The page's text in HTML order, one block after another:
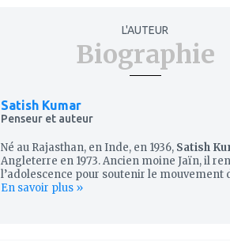
L'AUTEUR
Biographie
Satish Kumar
Penseur et auteur
Né au Rajasthan, en Inde, en 1936, Satish
Angleterre en 1973. Ancien moine Jaïn, il
l’adolescence pour soutenir le mouvement
En savoir plus »